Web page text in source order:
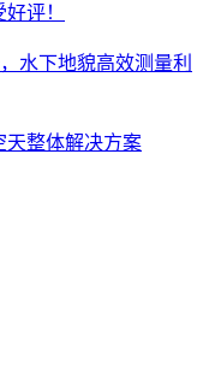
评！
水下地貌高效测量利
天整体解决方案